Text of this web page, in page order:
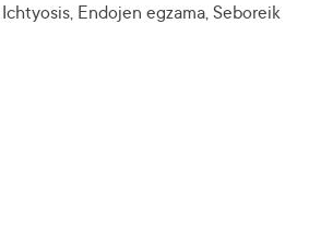
Endojen egzama, Seboreik